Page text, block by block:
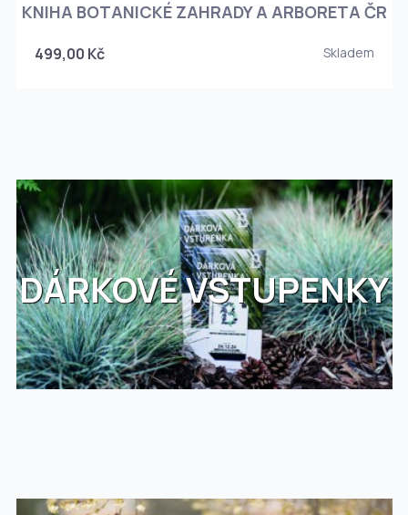
KNIHA BOTANICKÉ ZAHRADY A ARBORETA ČR
499,00 Kč Skladem
DÁRKOVÉ VSTUPENKY